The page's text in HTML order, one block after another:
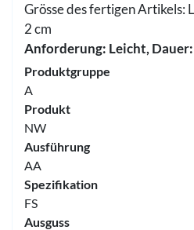
Grösse des fertigen Artikels:
2 cm
Anforderung: Leicht, Dauer:
Produktgruppe
A
Produkt
NW
Ausführung
AA
Spezifikation
FS
Ausguss